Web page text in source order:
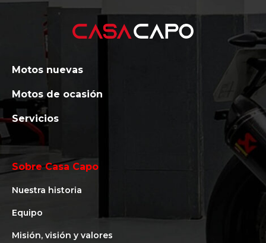
Motos nuevas
Motos de ocasión
Servicios
Sobre Casa Capo
Nuestra historia
Equipo
Misión, visión y valores